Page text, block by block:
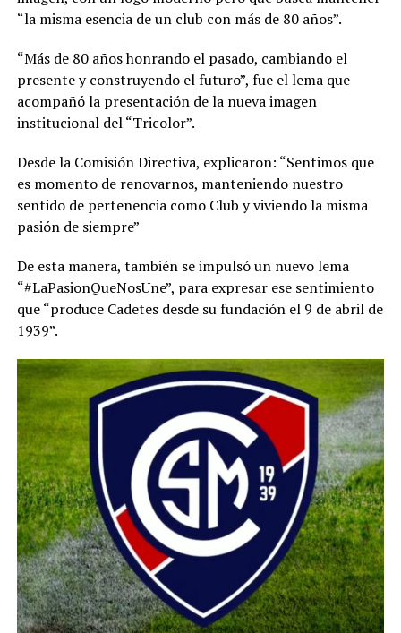
“la misma esencia de un club con más de 80 años”.
“Más de 80 años honrando el pasado, cambiando el
presente y construyendo el futuro”, fue el lema que
acompañó la presentación de la nueva imagen
institucional del “Tricolor”.
Desde la Comisión Directiva, explicaron: “Sentimos que
es momento de renovarnos, manteniendo nuestro
sentido de pertenencia como Club y viviendo la misma
pasión de siempre”
De esta manera, también se impulsó un nuevo lema
“#LaPasionQueNosUne”, para expresar ese sentimiento
que “produce Cadetes desde su fundación el 9 de abril de
1939”.